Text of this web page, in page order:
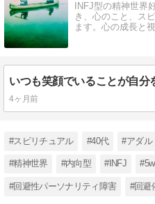
INFJ型の精神世界
き、心のこと、ス
ます。心の成長と
4ヶ月前
#スピリチュアル #40代 #アダル
#精神世界 #内向型 #INFJ
#回避性パーソナリティ障害 #回避